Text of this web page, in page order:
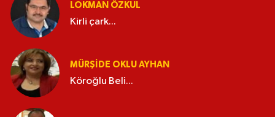
LOKMAN ÖZKUL
Kirli çark...
MÜRŞIDE OKLU AYHAN
Köroğlu Beli...